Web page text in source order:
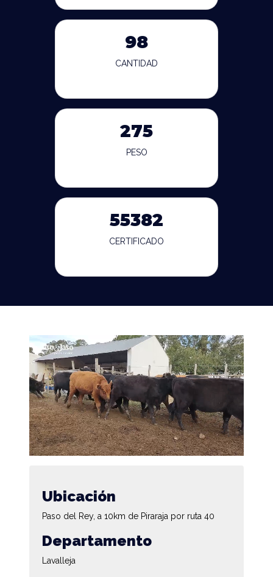
98
CANTIDAD
275
PESO
55382
CERTIFICADO
Ubicación
Paso del Rey, a 10km de Piraraja por ruta 40
Departamento
Lavalleja